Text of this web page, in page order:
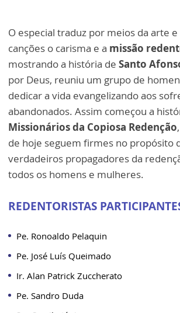
O especial traduz por meios da arte
canções o carisma e a missão
mostrando a história de Santo
por Deus, reuniu um grupo de
dedicar a vida evangelizando aos
abandonados. Assim começou a
Missionários da Copiosa Redenção
de hoje seguem firmes no propósito
verdadeiros propagadores da
todos os homens e mulheres.
REDENTORISTAS
Pe. Ronoaldo Pelaquin
Pe. José Luís Queimado
Ir. Alan Patrick Zuccherato
Pe. Sandro Duda